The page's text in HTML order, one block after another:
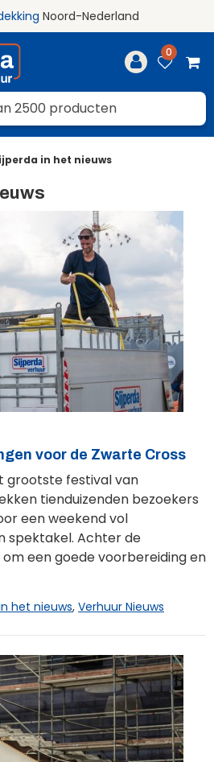
Noord-Nederland
0
in het nieuws
voor de Zwarte Cross
grootste festival van
tienduizenden bezoekers
een weekend vol
spektakel. Achter de
een goede voorbereiding en
het nieuws, Verhuur Nieuws